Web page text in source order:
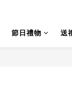
節日禮物 送